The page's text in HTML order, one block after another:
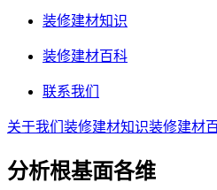
装修建材知识
装修建材百科
联系我们
关于我们 装修建材知识装修建材
分析根基面各维